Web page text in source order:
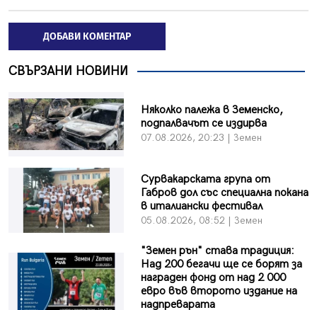
ДОБАВИ КОМЕНТАР
СВЪРЗАНИ НОВИНИ
Няколко палежа в Земенско,
подпалвачът се издирва
07.08.2026, 20:23 | Земен
Сурвакарската група от
Габров дол със специална покана
в италиански фестивал
05.08.2026, 08:52 | Земен
"Земен рън" става традиция:
Над 200 бегачи ще се борят за
награден фонд от над 2 000
евро във второто издание на
надпреварата